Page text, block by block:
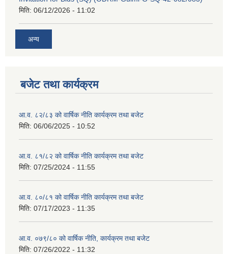
मिति: 06/12/2026 - 11:02
अन्य
बजेट तथा कार्यक्रम
आ.व. ८२/८३ को वार्षिक नीति कार्यक्रम तथा बजेट
मिति: 06/06/2025 - 10:52
आ.व. ८१/८२ को वार्षिक नीति कार्यक्रम तथा बजेट
मिति: 07/25/2024 - 11:55
आ.व. ८०/८१ को वार्षिक नीति कार्यक्रम तथा बजेट
मिति: 07/17/2023 - 11:35
आ.व. ०७९/८० को वार्षिक नीति, कार्यक्रम तथा बजेट
मिति: 07/26/2022 - 11:32